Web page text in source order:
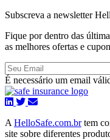
Subscreva a newsletter
Fique por dentro das
as melhores ofertas e
É necessário um email
A HelloSafe.com.brtem
site sobre diferentes